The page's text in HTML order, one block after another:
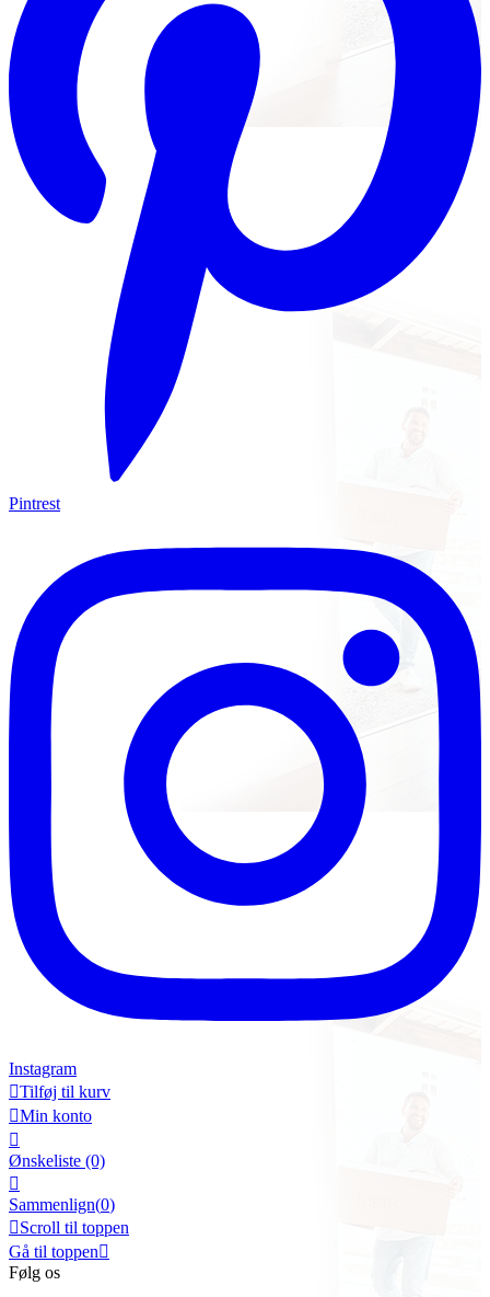
Pintrest
Instagram
Tilføj til kurv
Min konto

Ønskeliste (0)

Sammenlign(0)
Scroll til toppen
Gå til toppen
Følg os